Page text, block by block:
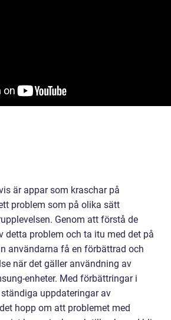
är appar som kraschar på
problem som på olika sätt
Genom att förstå de
detta problem och ta itu med det på
användarna få en förbättrad och
när det gäller användning av
enheter. Med förbättringar i
uppdateringar av
hopp om att problemet med